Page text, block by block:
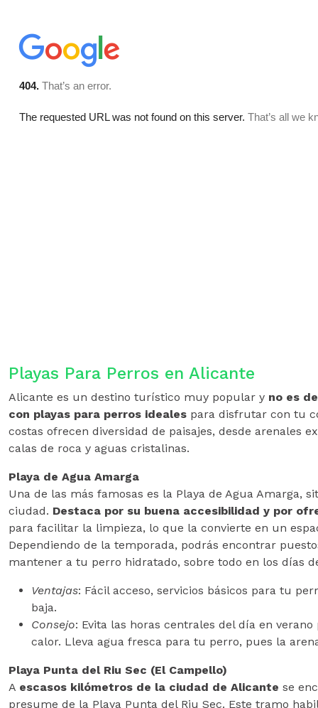
Playas Para Perros en Alicante
Alicante es un destino turístico muy popular y no es
con playas para perros ideales para disfrutar con tu
costas ofrecen diversidad de paisajes, desde arenales
calas de roca y aguas cristalinas.
Playa de Agua Amarga
Una de las más famosas es la Playa de Agua Amarga,
ciudad. Destaca por su buena accesibilidad y por
para facilitar la limpieza, lo que la convierte en un
Dependiendo de la temporada, podrás encontrar
mantener a tu perro hidratado, sobre todo en los días
Ventajas: Fácil acceso, servicios básicos para tu
baja.
Consejo: Evita las horas centrales del día en
calor. Lleva agua fresca para tu perro, pues la
Playa Punta del Riu Sec (El Campello)
A escasos kilómetros de la ciudad de Alicante se
presume de la Playa Punta del Riu Sec. Este tramo